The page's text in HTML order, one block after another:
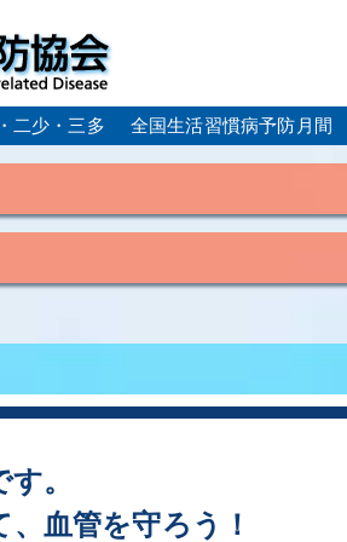
二少・三多 全国生活習慣病予防月間
高尿酸
心筋梗塞 狭心症 脳梗塞
ル
歯周病
。
血管を守ろう！